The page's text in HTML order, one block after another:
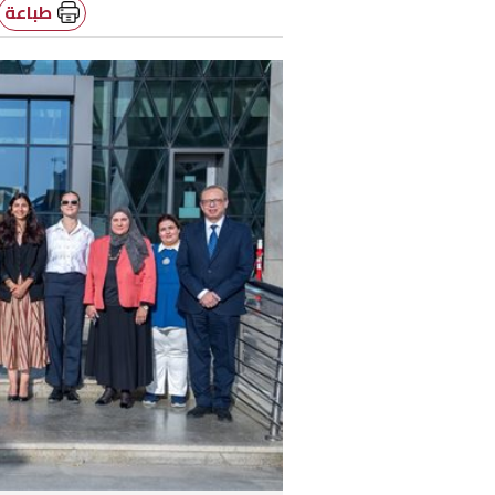
طباعة